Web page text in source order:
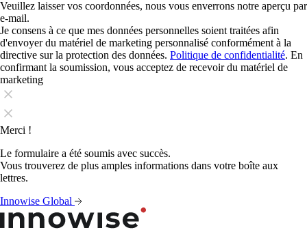
Veuillez laisser vos coordonnées, nous vous enverrons notre aperçu par
e-mail.
Je consens à ce que mes données personnelles soient traitées afin
d'envoyer du matériel de marketing personnalisé conformément à la
directive sur la protection des données. Politique de confidentialité. En
confirmant la soumission, vous acceptez de recevoir du matériel de
marketing
Merci !
Le formulaire a été soumis avec succès.
Vous trouverez de plus amples informations dans votre boîte aux
lettres.
Innowise Global